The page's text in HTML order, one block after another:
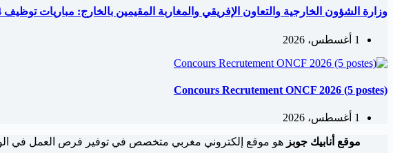
وزارة الشؤون الخارجية والتعاون الإفريقي والمغاربة المقيمين بالخارج: مباريات توظيف 154 منصبًا
1 أغسطس، 2026
Concours Recrutement ONCF 2026 (5 postes)
1 أغسطس، 2026
موقع أنابيك جوبز هو موقع إلكتروني مغربي متخصص في توفير فرص العمل في